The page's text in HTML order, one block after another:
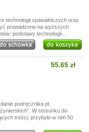
technologii spawalniczych oraz
prowadzone na wyższych
podstawy technologii...
55.65 zł
podręcznika pt.
W stosunku do
treści, przybyło w nim 50